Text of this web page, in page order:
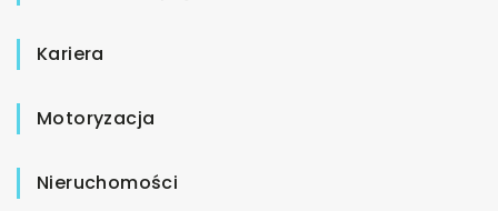
Kariera
Motoryzacja
Nieruchomości